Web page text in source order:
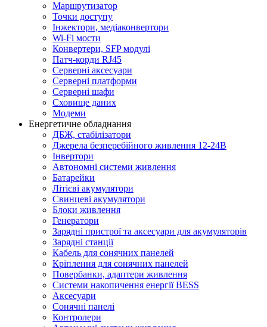
Маршрутизатор
Точки доступу
Інжектори, медіаконвертори
Wi-Fi мости
Конвертери, SFP модулі
Патч-корди RJ45
Серверні аксесуари
Серверні платформи
Серверні шафи
Сховище даних
Модеми
Енергетичне обладнання
ДБЖ, стабілізатори
Джерела безперебійного живлення 12-24В
Інвертори
Автономні системи живлення
Батарейки
Літієві акумулятори
Свинцеві акумулятори
Блоки живлення
Генератори
Зарядні пристрої та аксесуари для акумуляторів
Зарядні станції
Кабель для сонячних панелей
Кріплення для сонячних панелей
Повербанки, адаптери живлення
Системи накопичення енергії BESS
Аксесуари
Сонячні панелі
Контролери